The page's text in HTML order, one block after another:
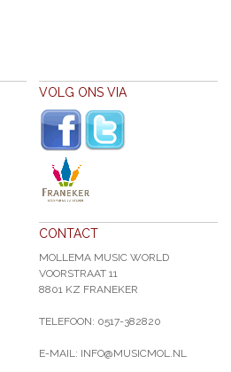
VOLG ONS VIA
CONTACT
MOLLEMA MUSIC WORLD
VOORSTRAAT 11
8801 KZ FRANEKER
TELEFOON: 0517-382820
E-MAIL: INFO@MUSICMOL.NL